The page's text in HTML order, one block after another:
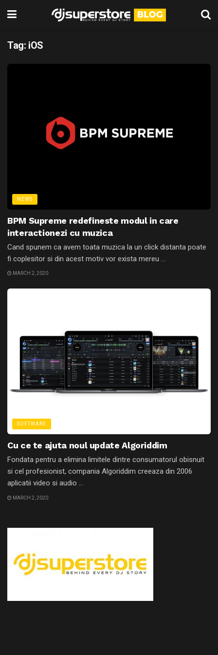
Tag: iOS
NEWS
BPM Supreme redefineste modul in care
interactionezi cu muzica
Cand spunem ca avem toata muzica la un click distanta poate
fi coplesitor si din acest motiv vor exista mereu ...
MARCH 2, 2020
SOFTWARE
Cu ce te ajuta noul update Algoriddim
Fondata pentru a elimina limitele dintre consumatorul obisnuit
si cel profesionist, compania Algoriddim creeaza din 2006
aplicatii video si audio ...
MARCH 2, 2020